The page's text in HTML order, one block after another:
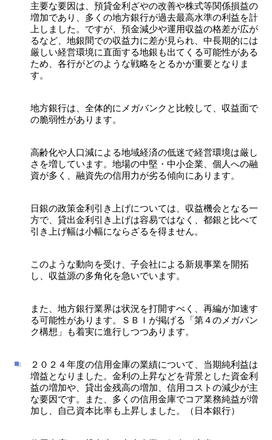
主要な要因は、預貸金利ざやの改善や株式等関係損益の
増加であり、多くの地方銀行が過去最高水準の利益を計
上しました。ですが、預金減少や運用収益の格差が広が
るなど、地銀間での収益力に差が見られ、中長期的には
厳しい経営環境に直面する地銀も出てくる可能性がある
ため、各行がどのような戦略をとるかが重要となりま
す。
地方銀行は、全体的にメガバンクと比較して、収益面で
の脆弱性があります。
高齢化や人口減による地域経済の低迷で経営環境は厳し
さを増しています。地場の中堅・中小企業、個人への融
資が多く、融資先の信用力が劣る傾向にあります。
日銀の政策金利引き上げについては、収益機会となる一
方で、貸出金利引き上げは容易ではなく、都銀と比べて
引き上げ幅は小幅にならざるを得ません。
このような動向を受け、子会社による新規事業を開拓
し、収益源の多角化を急いでいます。
また、地方銀行業界は状況を打開すべく、再編が加速す
る可能性があります。ＳＢＩが掲げる「第４のメガバン
ク構想」も着実に進行しつつあります。
２０２４年度の信用金庫の業績について、当期純利益は
増益となりました。金利の上昇などを背景とした資金利
益の増加や、貸出金残高の増加、信用コストの減少が主
な要因です。また、多くの信用金庫でコア業務純益が増
加し、自己資本比率も上昇しました。（日本銀行）